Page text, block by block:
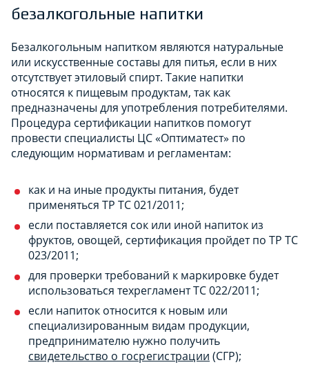
безалкогольные напитки
Безалкогольным напитком являются натуральные
или искусственные составы для питья, если в них
отсутствует этиловый спирт. Такие напитки
относятся к пищевым продуктам, так как
предназначены для употребления потребителями.
Процедура сертификации напитков помогут
провести специалисты ЦС «Оптиматест» по
следующим нормативам и регламентам:
как и на иные продукты питания, будет
применяться ТР ТС 021/2011;
если поставляется сок или иной напиток из
фруктов, овощей, сертификация пройдет по ТР ТС
023/2011;
для проверки требований к маркировке будет
использоваться техрегламент ТС 022/2011;
если напиток относится к новым или
специализированным видам продукции,
предпринимателю нужно получить
свидетельство о госрегистрации (СГР);